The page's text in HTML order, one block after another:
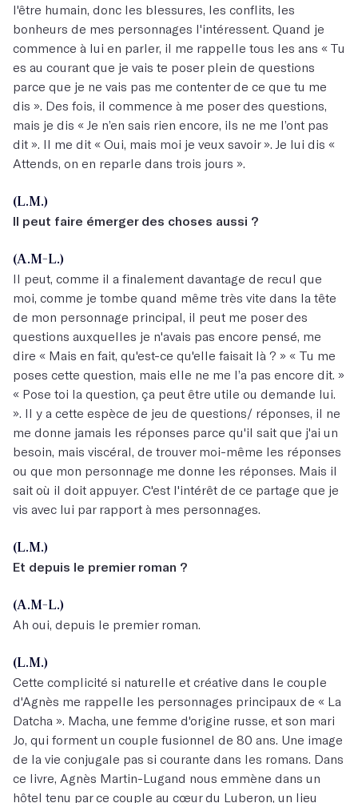
l'être humain, donc les blessures, les conflits, les
bonheurs de mes personnages l'intéressent. Quand je
commence à lui en parler, il me rappelle tous les ans « Tu
es au courant que je vais te poser plein de questions
parce que je ne vais pas me contenter de ce que tu me
dis ». Des fois, il commence à me poser des questions,
mais je dis « Je n’en sais rien encore, ils ne me l’ont pas
dit ». Il me dit « Oui, mais moi je veux savoir ». Je lui dis «
Attends, on en reparle dans trois jours ».
(L.M.)
Il peut faire émerger des choses aussi ?
(A.M-L.)
Il peut, comme il a finalement davantage de recul que
moi, comme je tombe quand même très vite dans la tête
de mon personnage principal, il peut me poser des
questions auxquelles je n'avais pas encore pensé, me
dire « Mais en fait, qu'est-ce qu'elle faisait là ? » « Tu me
poses cette question, mais elle ne me l’a pas encore dit. »
« Pose toi la question, ça peut être utile ou demande lui.
». Il y a cette espèce de jeu de questions/ réponses, il ne
me donne jamais les réponses parce qu'il sait que j'ai un
besoin, mais viscéral, de trouver moi-même les réponses
ou que mon personnage me donne les réponses. Mais il
sait où il doit appuyer. C'est l'intérêt de ce partage que je
vis avec lui par rapport à mes personnages.
(L.M.)
Et depuis le premier roman ?
(A.M-L.)
Ah oui, depuis le premier roman.
(L.M.)
Cette complicité si naturelle et créative dans le couple
d'Agnès me rappelle les personnages principaux de « La
Datcha ». Macha, une femme d'origine russe, et son mari
Jo, qui forment un couple fusionnel de 80 ans. Une image
de la vie conjugale pas si courante dans les romans. Dans
ce livre, Agnès Martin-Lugand nous emmène dans un
hôtel tenu par ce couple au cœur du Luberon, un lieu